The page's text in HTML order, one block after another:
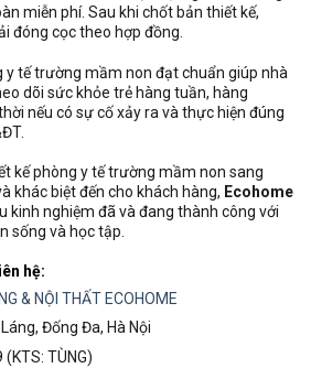
miễn phí. Sau khi chốt bản thiết kế,
đóng cọc theo hợp đồng.
y tế trường mầm non đạt chuẩn giúp nhà
dõi sức khỏe trẻ hàng tuần, hàng
nếu có sự cố xảy ra và thực hiện đúng
kế phòng y tế trường mầm non sang
khác biệt đến cho khách hàng, Ecohome
kinh nghiệm đã và đang thành công với
sống và học tập.
hệ:
& NỘI THẤT ECOHOME
Đống Đa, Hà Nội
TÙNG)